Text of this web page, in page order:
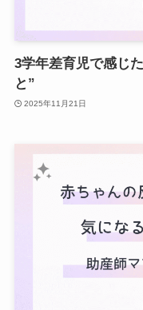
3学年差育児で感じ
と”
2025年11月21日